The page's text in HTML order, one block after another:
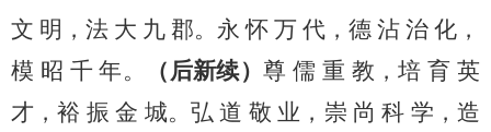
文 明，法 大 九 郡。永 怀 万 代，德 沾 治 化，
模 昭 千 年。 （后新续）尊 儒 重 教，培 育 英
才，裕 振 金 城。弘 道 敬 业，崇 尚 科 学，造